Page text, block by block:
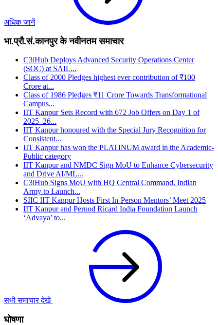
अधिक जानें
भा.प्रौ.सं.कानपुर के नवीनतम समाचार
C3iHub Deploys Advanced Security Operations Center
(SOC) at SAIL...
Class of 2000 Pledges highest ever contribution of ₹100
Crore at...
Class of 1986 Pledges ₹11 Crore Towards Transformational
Campus...
IIT Kanpur Sets Record with 672 Job Offers on Day 1 of
2025–26...
IIT Kanpur honoured with the Special Jury Recognition for
Consistent...
IIT Kanpur has won the PLATINUM award in the Academic-
Public category
IIT Kanpur and NMDC Sign MoU to Enhance Cybersecurity
and Drive AI/ML...
C3iHub Signs MoU with HQ Central Command, Indian
Army to Launch...
SIIC IIT Kanpur Hosts First In-Person Mentors’ Meet 2025
IIT Kanpur and Pernod Ricard India Foundation Launch
‘Advaya’ to...
सभी समाचार देखें
घोषणा